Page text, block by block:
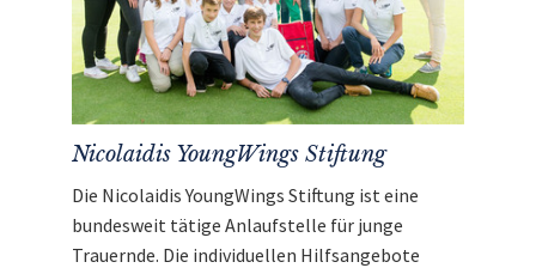
Mit dem Erlös unterstützen wir dieNicolaidis
YoungWings Stiftung.
Nicolaidis YoungWings Stiftung
Die Nicolaidis YoungWings Stiftung ist eine
bundesweit tätige Anlaufstelle für junge
Trauernde. Die individuellen Hilfsangebote